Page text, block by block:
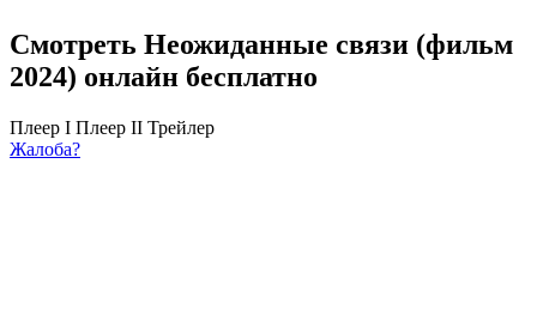
Смотреть Неожиданные связи (фильм
2024) онлайн бесплатно
Плеер I Плеер II Трейлер
Жалоба?